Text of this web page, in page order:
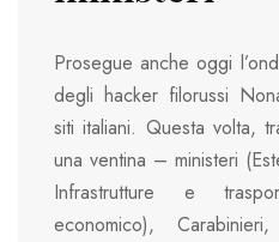
Prosegue anche oggi
degli hacker filorussi
siti italiani. Questa volta,
una ventina – ministeri
Infrastrutture e
economico),